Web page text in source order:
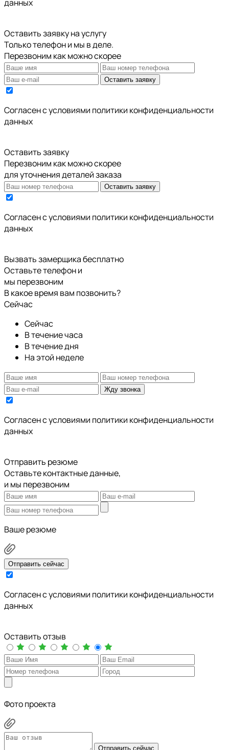
данных
Оставить заявку на услугу
Только телефон и мы в деле.
Перезвоним как можно скорее
Оставить заявку
Cогласен с условиями политики конфиденциальности
данных
Оставить заявку
Перезвоним как можно скорее
для уточнения деталей заказа
Оставить заявку
Cогласен с условиями политики конфиденциальности
данных
Вызвать замерщика бесплатно
Оставьте телефон и
мы перезвоним
В какое время вам позвонить?
Сейчас
Сейчас
В течение часа
В течение дня
На этой неделе
Жду звонка
Cогласен с условиями политики конфиденциальности
данных
Отправить резюме
Оставьте контактные данные,
и мы перезвоним
Ваше резюме
Отправить сейчас
Cогласен с условиями политики конфиденциальности
данных
Оставить отзыв
Фото проекта
Отправить сейчас